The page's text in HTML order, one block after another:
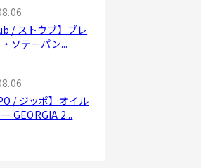
/ ストウブ】ブレ
ソテーパン...
/ ジッポ】オイル
GEORGIA 2...